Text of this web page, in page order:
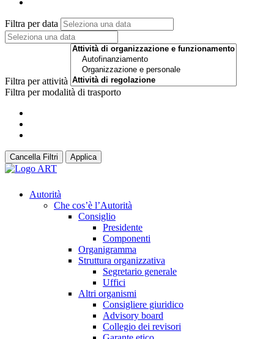
Filtra per data
Filtra per attività
Filtra per modalità di trasporto
Cancella Filtri Applica
Autorità
Che cos’è l’Autorità
Consiglio
Presidente
Componenti
Organigramma
Struttura organizzativa
Segretario generale
Uffici
Altri organismi
Consigliere giuridico
Advisory board
Collegio dei revisori